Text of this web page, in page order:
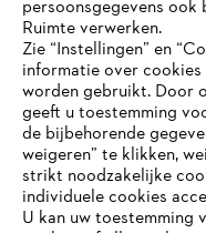
Contact
Gegevensbescherming
JE BROWSER
Je gebruikt een
onze website optimaal
je overschakelt op één
persoonsgegevens ook
Ruimte verwerken.
Zie “Instellingen” en
informatie over
worden gebruikt. Door
geeft u toestemming
de bijbehorende
weigeren” te klikken,
strikt noodzakelijke
individuele cookies
U kan uw toestemming